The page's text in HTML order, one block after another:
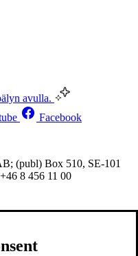
avulla.
Facebook
(publ) Box 510, SE-101
8 456 11 00